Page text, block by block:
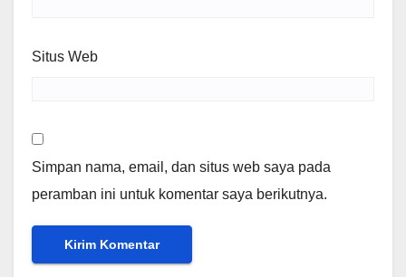
Situs Web
Simpan nama, email, dan situs web saya pada
peramban ini untuk komentar saya berikutnya.